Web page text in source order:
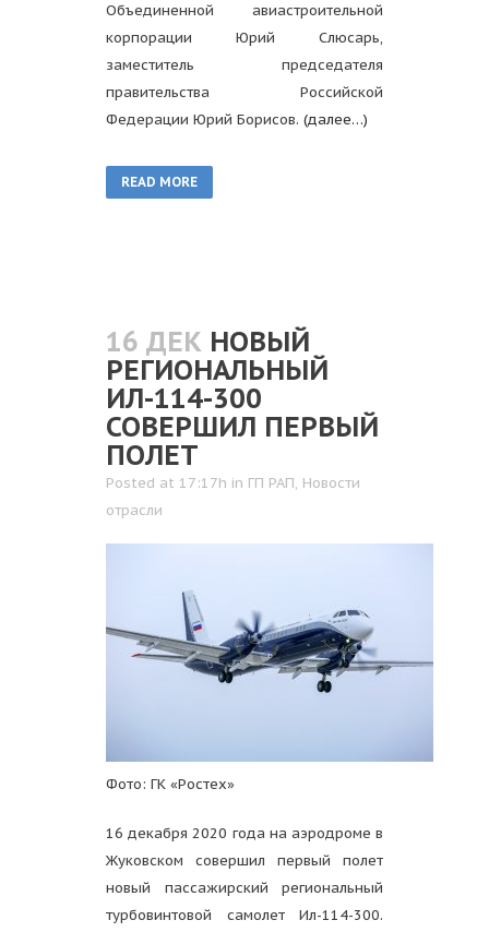
Объединенной авиастроительной
корпорации Юрий Слюсарь,
заместитель председателя
правительства Российской
Федерации Юрий Борисов. (далее…)
READ MORE
16 ДЕК НОВЫЙ
РЕГИОНАЛЬНЫЙ
ИЛ-114-300
СОВЕРШИЛ ПЕРВЫЙ
ПОЛЕТ
Posted at 17:17h in ГП РАП, Новости
отрасли
Фото: ГК «Ростех»
16 декабря 2020 года на аэродроме в
Жуковском совершил первый полет
новый пассажирский региональный
турбовинтовой самолет Ил-114-300.